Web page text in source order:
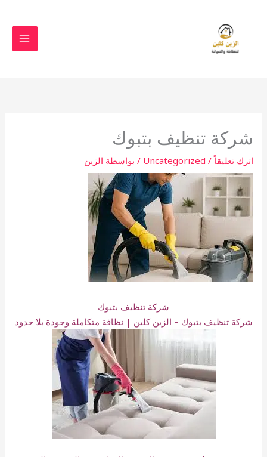
شركة تنظيف بتبوك
اترك تعليقاً /
Uncategorized / بواسطة الزين
شركة تنظيف بتبوك
شركة تنظيف بتبوك – الزين كلين | نظافة متكاملة وجودة بلا حدود